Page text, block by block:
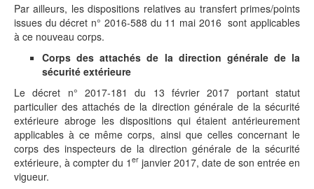
Par ailleurs, les dispositions relatives au transfert primes/points
issues du décret n° 2016-588 du 11 mai 2016 sont applicables
à ce nouveau corps.
Corps des attachés de la direction générale de la
sécurité extérieure
Le décret n° 2017-181 du 13 février 2017 portant statut
particulier des attachés de la direction générale de la sécurité
extérieure abroge les dispositions qui étaient antérieurement
applicables à ce même corps, ainsi que celles concernant le
corps des inspecteurs de la direction générale de la sécurité
extérieure, à compter du 1 er janvier 2017, date de son entrée en
vigueur.